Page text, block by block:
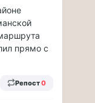
прямо с
Репост0